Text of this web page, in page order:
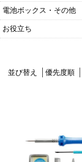
電池ボックス・その他
お役立ち
並び替え 優先度順